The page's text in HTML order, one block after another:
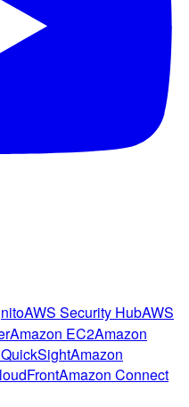
AWS Security HubAWS
Amazon EC2Amazon
Amazon
Amazon Connect